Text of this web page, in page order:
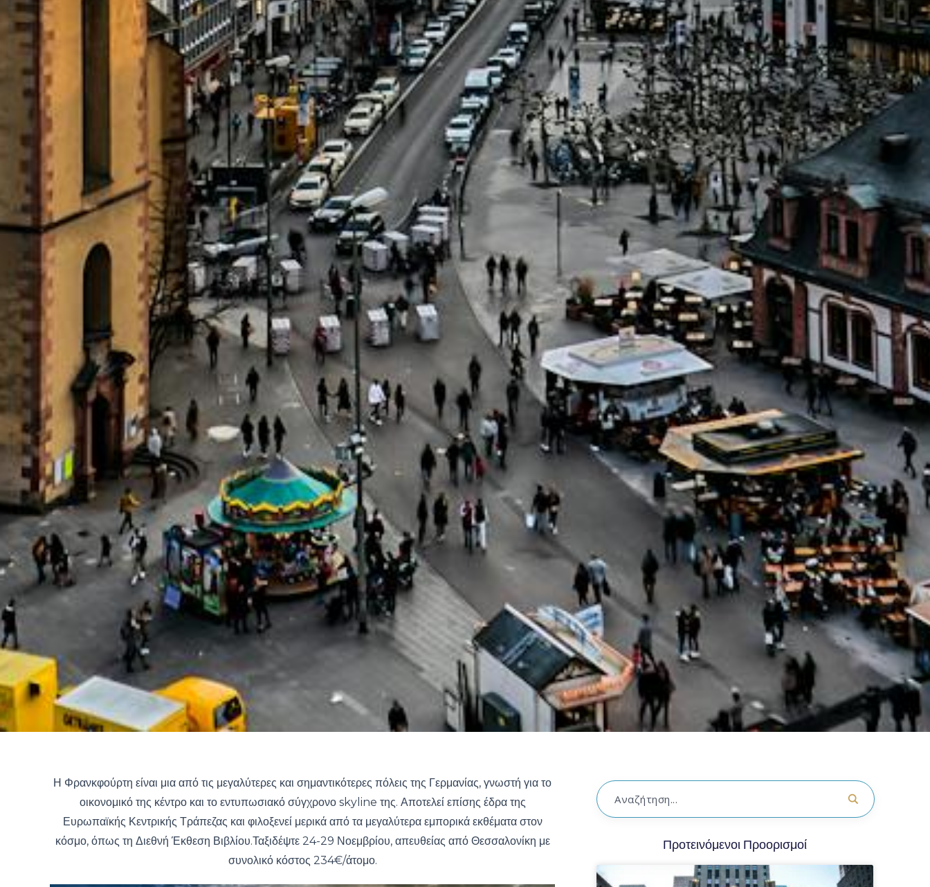
Η Φρανκφούρτη είναι μια από τις μεγαλύτερες και σημαντικότερες πόλεις της Γερμανίας, γνωστή για το
οικονομικό της κέντρο και το εντυπωσιακό σύγχρονο skyline της. Αποτελεί επίσης έδρα της
Ευρωπαϊκής Κεντρικής Τράπεζας και φιλοξενεί μερικά από τα μεγαλύτερα εμπορικά εκθέματα στον
κόσμο, όπως τη Διεθνή Έκθεση Βιβλίου.Ταξιδέψτε 24-29 Νοεμβρίου, απευθείας από Θεσσαλονίκη με
συνολικό κόστος 234€/άτομο.
Προτεινόμενοι Προορισμοί